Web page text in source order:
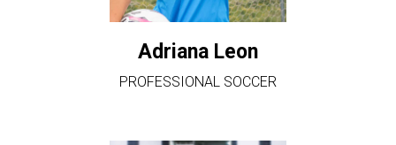
Adriana Leon
PROFESSIONAL SOCCER